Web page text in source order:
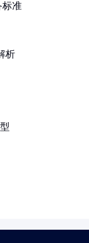
标准
析